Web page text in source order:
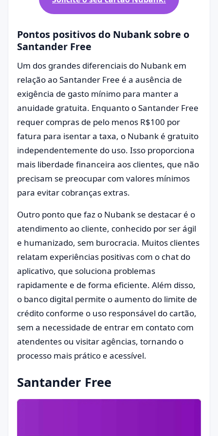
Pontos positivos do Nubank sobre o
Santander Free
Um dos grandes diferenciais do Nubank em
relação ao Santander Free é a ausência de
exigência de gasto mínimo para manter a
anuidade gratuita. Enquanto o Santander Free
requer compras de pelo menos R$100 por
fatura para isentar a taxa, o Nubank é gratuito
independentemente do uso. Isso proporciona
mais liberdade financeira aos clientes, que não
precisam se preocupar com valores mínimos
para evitar cobranças extras.
Outro ponto que faz o Nubank se destacar é o
atendimento ao cliente, conhecido por ser ágil
e humanizado, sem burocracia. Muitos clientes
relatam experiências positivas com o chat do
aplicativo, que soluciona problemas
rapidamente e de forma eficiente. Além disso,
o banco digital permite o aumento do limite de
crédito conforme o uso responsável do cartão,
sem a necessidade de entrar em contato com
atendentes ou visitar agências, tornando o
processo mais prático e acessível.
Santander Free